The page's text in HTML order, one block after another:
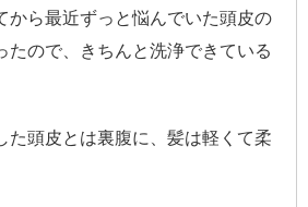
から最近ずっと悩んでいた頭皮の
たので、きちんと洗浄できている
た頭皮とは裏腹に、髪は軽くて柔